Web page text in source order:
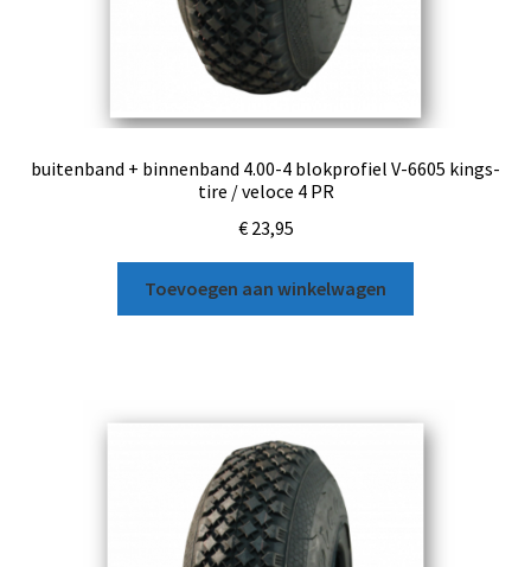
buitenband + binnenband 4.00-4 blokprofiel V-6605 kings-
tire / veloce 4 PR
€23,95
Toevoegen aan winkelwagen